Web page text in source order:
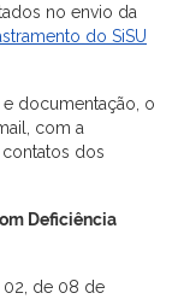
no envio da
do SiSU
documentação, o
com a
dos
Deficiência
02, de 08 de